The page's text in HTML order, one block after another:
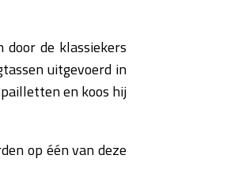
de klassiekers
uitgevoerd in
en koos hij
op één van deze